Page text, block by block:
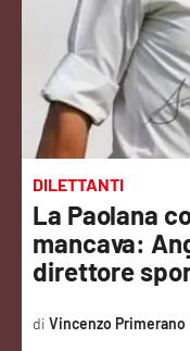
Sanità
Sport
Cultura
Podcast
Meteo
DILETTANTI
La Paolana
mancava:
direttore
Vincenzo Primerano